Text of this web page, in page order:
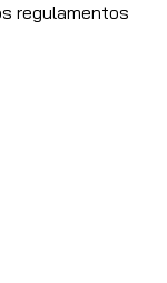
regulamentos